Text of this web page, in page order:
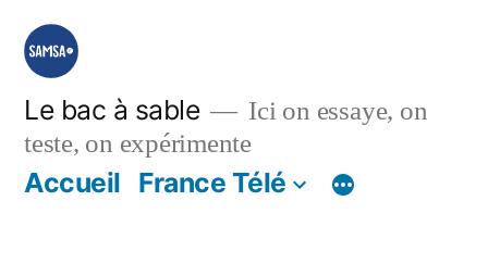
Aller
contenu
Le bac à sable
Ici on essaye, on
teste, on expérimente
Accueil France Télé